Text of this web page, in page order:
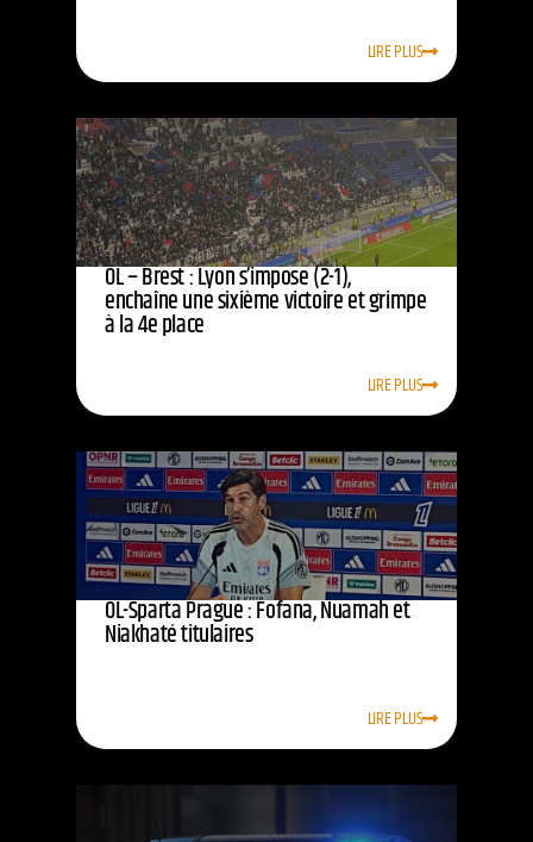
LIRE PLUS
OL – Brest : Lyon s’impose (2-1),
enchaîne une sixième victoire et grimpe
à la 4e place
LIRE PLUS
OL-Sparta Prague : Fofana, Nuamah et
Niakhaté titulaires
LIRE PLUS